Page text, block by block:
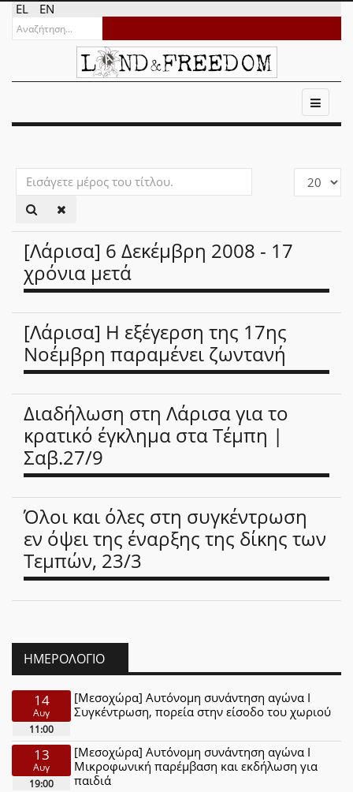
EL EN
Εισάγετε
μέρος
του
τίτλου.
Εμφάνιση
[Λάρισα] 6 Δεκέμβρη 2008 - 17
χρόνια μετά
[Λάρισα] Η εξέγερση της 17ης
Νοέμβρη παραμένει ζωντανή
Διαδήλωση στη Λάρισα για το
κρατικό έγκλημα στα Τέμπη |
Σαβ.27/9
Όλοι και όλες στη συγκέντρωση
εν όψει της έναρξης της δίκης των
Τεμπών, 23/3
ΗΜΕΡΟΛΌΓΙΟ
14
Αυγ
11:00
[Μεσοχώρα] Αυτόνομη συνάντηση αγώνα Ι
Συγκέντρωση, πορεία στην είσοδο του χωριού
13
Αυγ
19:00
[Μεσοχώρα] Αυτόνομη συνάντηση αγώνα Ι
Μικροφωνική παρέμβαση και εκδήλωση για
παιδιά